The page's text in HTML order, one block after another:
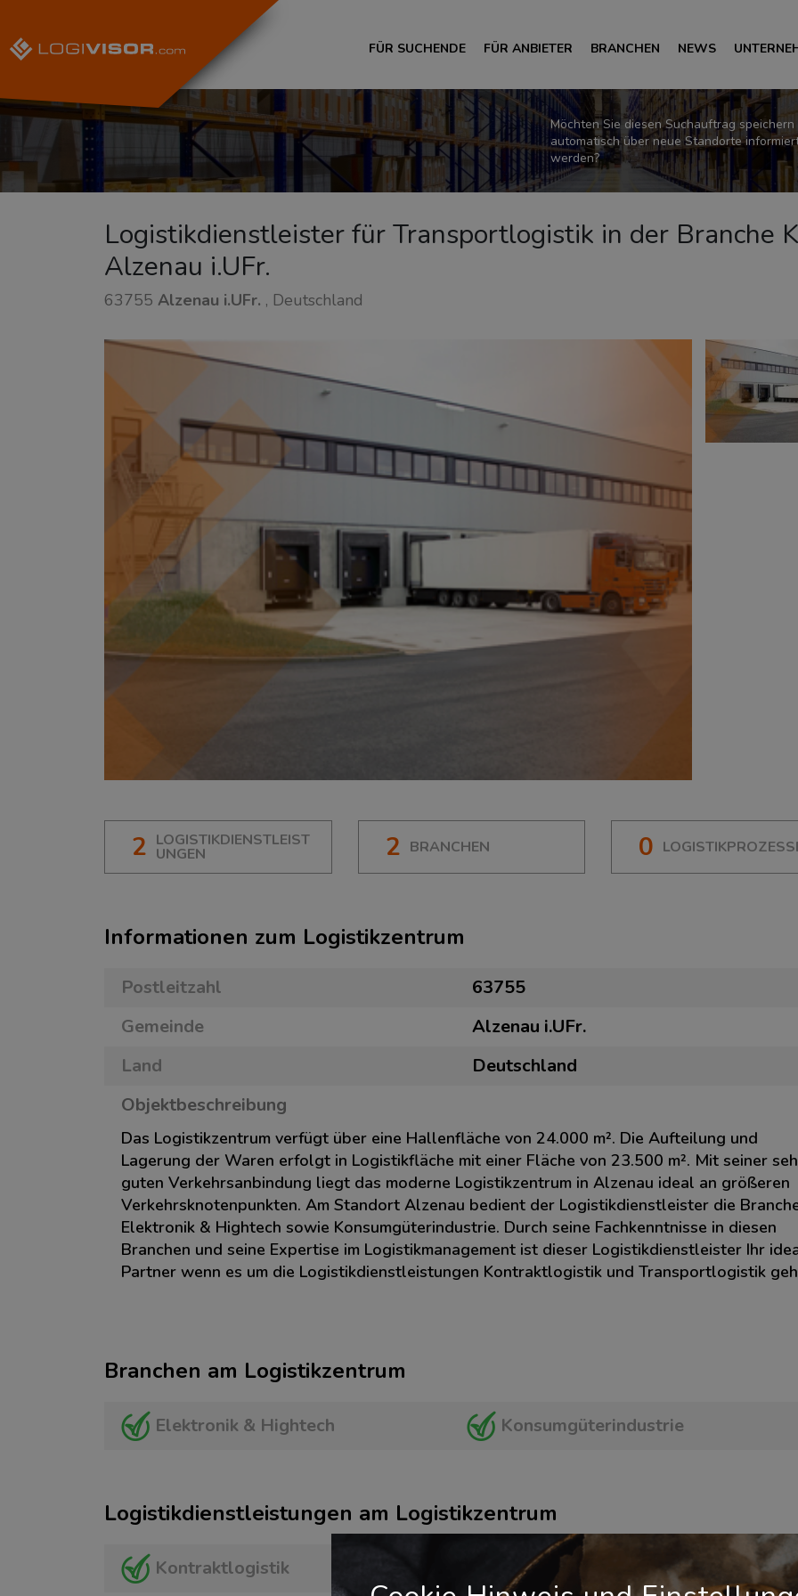
FÜR SUCHENDE FÜR ANBIETER BRANCHEN NEWS
Möchten Sie diesen Suchauftrag speichern
automatisch über neue Standorte
werden?
Logistikdienstleister für Transportlogistik in der Branche
Alzenau i.UFr.
63755 Alzenau i.UFr. , Deutschland
2 LOGISTIKDIENSTLEIST
UNGEN 2 BRANCHEN 0
Informationen zum Logistikzentrum
Postleitzahl
63755
Gemeinde
Alzenau i.UFr.
Land
Deutschland
Objektbeschreibung
Das Logistikzentrum verfügt über eine Hallenfläche von 24.000 m². Die Aufteilung und
Lagerung der Waren erfolgt in Logistikfläche mit einer Fläche von 23.500 m². Mit seiner
guten Verkehrsanbindung liegt das moderne Logistikzentrum in Alzenau ideal an größeren
Verkehrsknotenpunkten. Am Standort Alzenau bedient der Logistikdienstleister die
Elektronik & Hightech sowie Konsumgüterindustrie. Durch seine Fachkenntnisse in diesen
Branchen und seine Expertise im Logistikmanagement ist dieser Logistikdienstleister Ihr
Partner wenn es um die Logistikdienstleistungen Kontraktlogistik und Transportlogistik
Branchen am Logistikzentrum
Elektronik & Hightech Konsumgüterindustrie
Logistikdienstleistungen am Logistikzentrum
Kontraktlogistik Transportlogistik